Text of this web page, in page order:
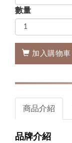
數量
加入購物車
商品介紹
品牌介紹